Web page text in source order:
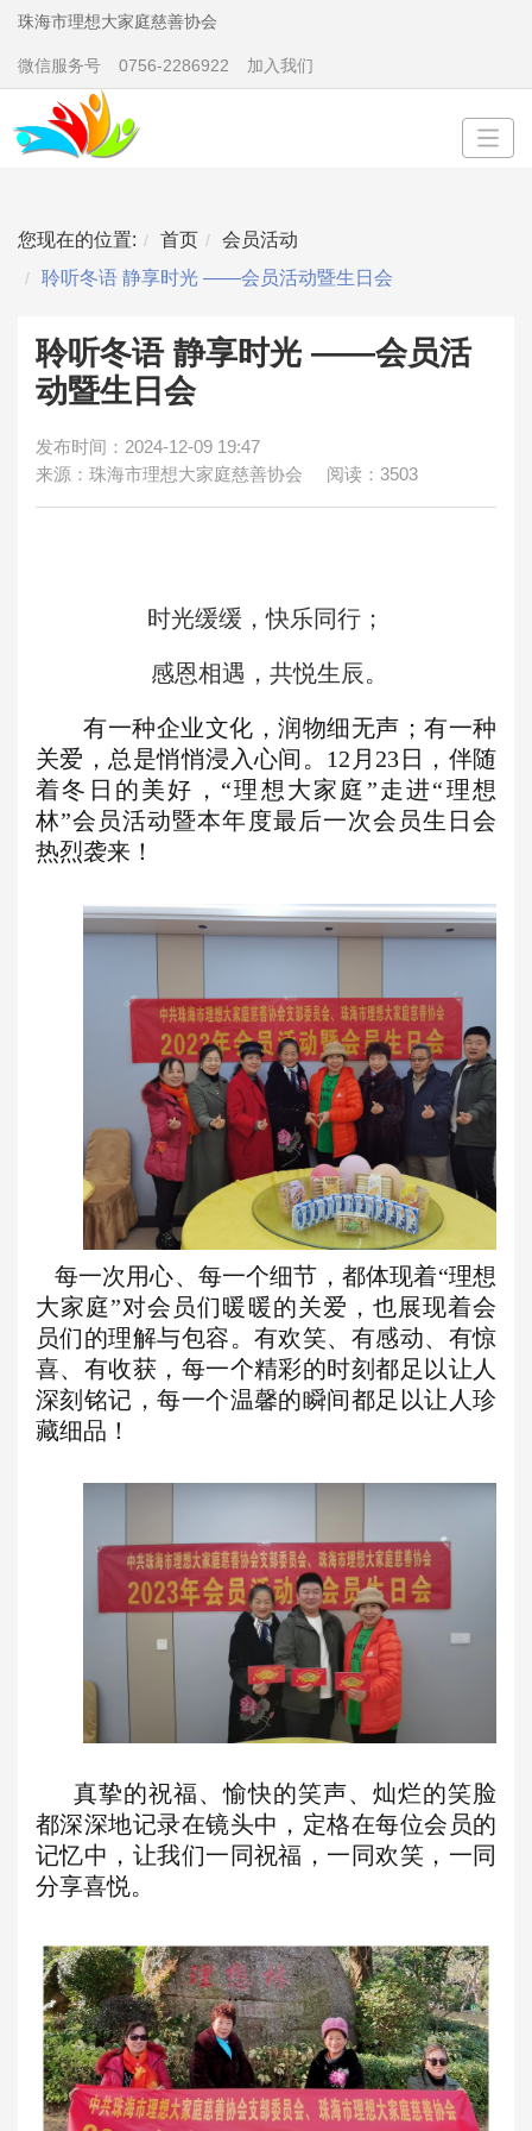
珠海市理想大家庭慈善协会
微信服务号 0756-2286922 加入我们
您现在的位置: 首页
会员活动
聆听冬语 静享时光 ——会员活动暨生日会
聆听冬语 静享时光 ——会员活
动暨生日会
发布时间：2024-12-09 19:47
来源：珠海市理想大家庭慈善协会
阅读：3503
时光缓缓，快乐同行；
感恩相遇，共悦生辰。
有一种企业文化，润物细无声；有一种
关爱，总是悄悄浸入心间。 12月23 日，伴随
着冬日的美好， “理想大家庭”走进“理想
林”会员活动暨本年度最后一次会 员生日会
热烈袭来！
每一次用心、每一个细节，都体现着“理想
大家庭”对会员们暖暖的关爱，也展现着会
员们的理解与包容。有欢笑、有感动、有惊
喜、 有收获，每一个精彩的时刻都足以让人
深刻铭记，每一个温馨的瞬间都足以让人珍
藏细品！
真挚的祝福、愉快的笑声、灿烂的笑脸
都深深地记录在镜头中，定格在每位会员的
记忆中，让我们一同祝福，一同欢笑，一同
分享喜悦。